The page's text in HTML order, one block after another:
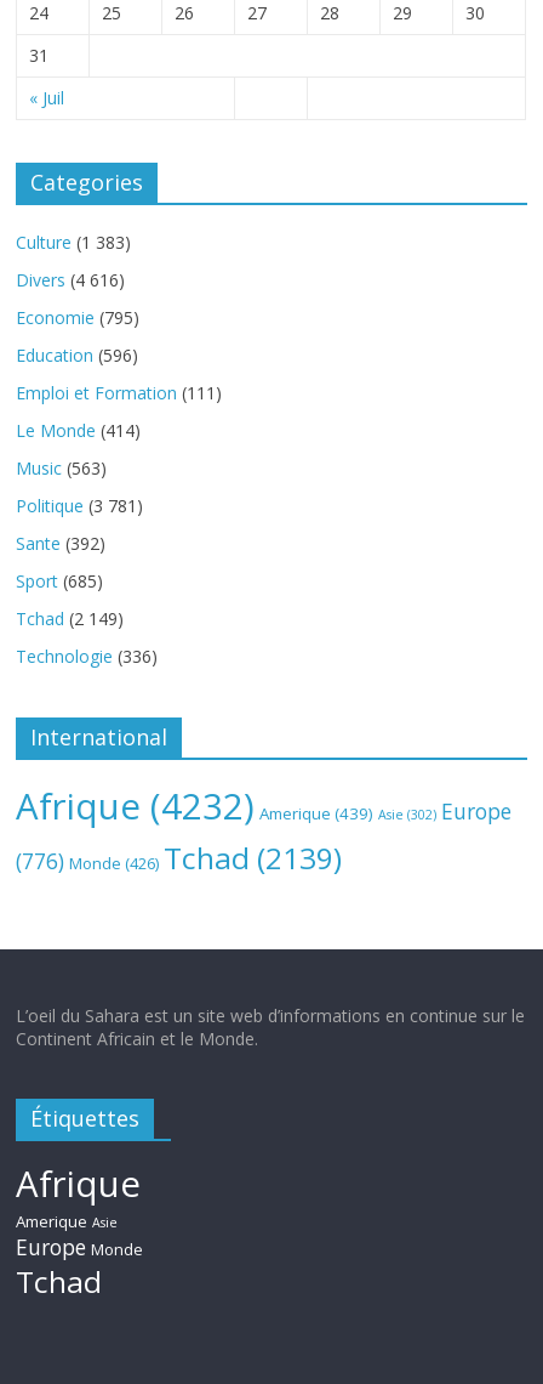
« Juil
24
25 26 27 28 29
30
31
Categories
Culture (1 383)
Divers (4 616)
Economie (795)
Education (596)
Emploi et Formation (111)
Le Monde (414)
Music (563)
Politique (3 781)
Sante (392)
Sport (685)
Tchad (2 149)
Technologie (336)
International
Afrique (4232) Amerique (439) Asie (302) Europe
(776) Monde (426) Tchad (2139)
L’oeil du Sahara est un site web d’informations en continue sur le
Continent Africain et le Monde.
Étiquettes
Afrique
Amerique Asie
Europe Monde
Tchad